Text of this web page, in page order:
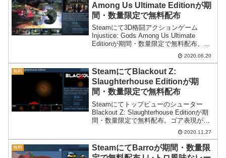
Among Us Ultimate Editionが期
間・数量限定で無料配布
Steamにて3D格闘アクションゲーム
Injustice: Gods Among Us Ultimate
Editionが期間・数量限定で無料配布。ア
メコミのヒーロー・ヒロインを操作して
戦うゲームとなっています。評価も上々
の良ゲーのようです。
2020.06.20
無料
SteamにてBlackout Z:
Slaughterhouse Editionが期
間・数量限定で無料配布
Steamにてトップビューのシューター
Blackout Z: Slaughterhouse Editionが期
間・数量限定で無料配布。ゴア表現があ
2020.11.27
無料
SteamにてBarroが期間・数量限